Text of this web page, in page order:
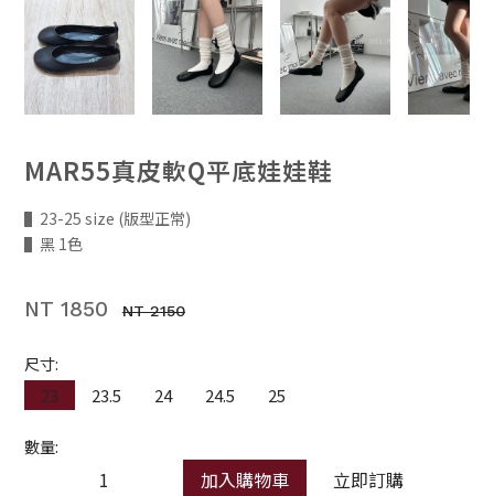
MAR55真皮軟Q平底娃娃鞋
▌23-25 size (版型正常)
▌黑 1色
NT 1850 NT 2150
尺寸:
23
23.5 24 24.5 25
數量:
加入購物車 立即訂購